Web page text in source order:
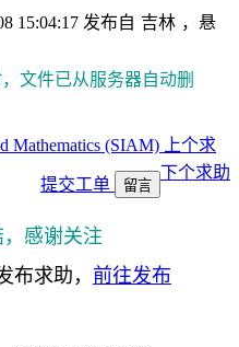
15:04:17 发布自 吉林 ，悬
文件已从服务器自动删
上个求
下个求助
提交工单 留言
感谢关注
布求助， 前往发布